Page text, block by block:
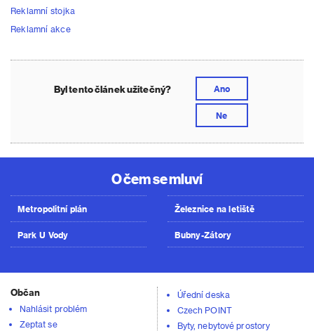
Reklamní stojka
Reklamní akce
Byl tento článek užitečný? Ano
Ne
O čem se mluví
Metropolitní plán
Park U Vody
Železnice na letiště
Bubny-Zátory
Občan
Nahlásit problém
Zeptat se
Úřední deska
Czech POINT
Byty, nebytové prostory